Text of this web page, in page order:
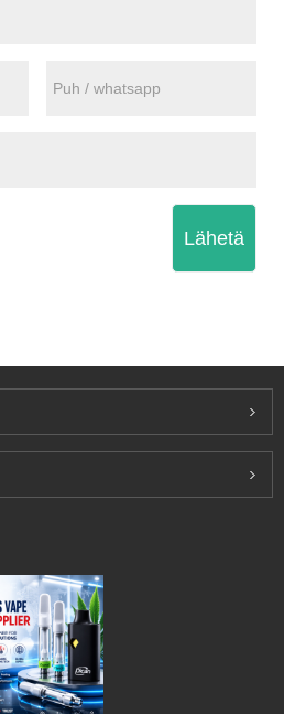
Lähetä